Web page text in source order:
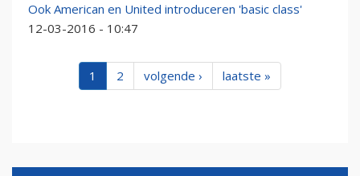
Ook American en United introduceren 'basic class'
12-03-2016 - 10:47
1 2 volgende › laatste »